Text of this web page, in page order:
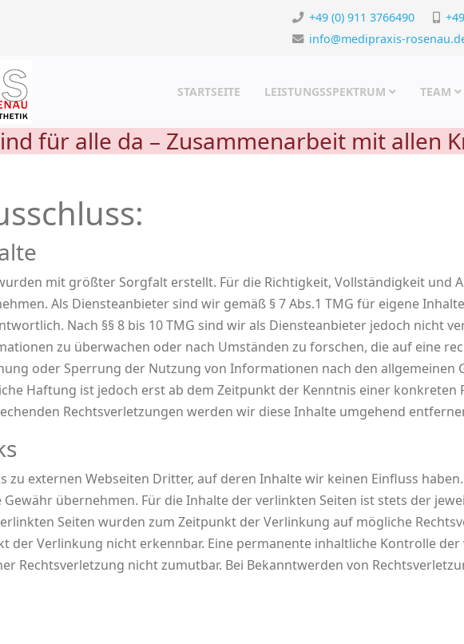
+49 (0) 911 3766490
info@medipraxis-
STARTSEITE LEISTUNGSSPEKTRUM TEAM
für alle da – Zusammenarbeit mit allen
mit größter Sorgfalt erstellt. Für die Richtigkeit, Vollständigkeit und
Als Diensteanbieter sind wir gemäß § 7 Abs.1 TMG für eigene
Nach §§ 8 bis 10 TMG sind wir als Diensteanbieter jedoch nicht
zu überwachen oder nach Umständen zu forschen, die auf eine
oder Sperrung der Nutzung von Informationen nach den allgemeinen
Haftung ist jedoch erst ab dem Zeitpunkt der Kenntnis einer konkreten
Rechtsverletzungen werden wir diese Inhalte umgehend
zu externen Webseiten Dritter, auf deren Inhalte wir keinen Einfluss
übernehmen. Für die Inhalte der verlinkten Seiten ist stets der
Seiten wurden zum Zeitpunkt der Verlinkung auf mögliche
der Verlinkung nicht erkennbar. Eine permanente inhaltliche Kontrolle
Rechtsverletzung nicht zumutbar. Bei Bekanntwerden von